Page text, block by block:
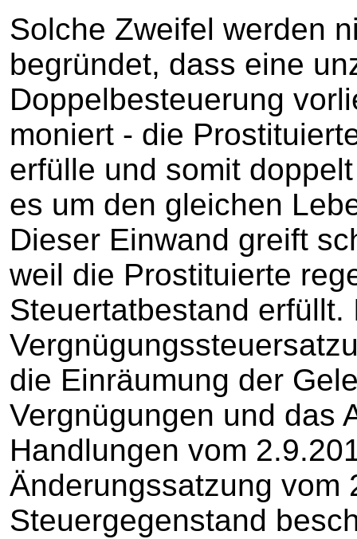
Solche Zweifel werden
begründet, dass eine
Doppelbesteuerung
moniert ‑ die
erfülle und somit
es um den gleichen
Dieser Einwand greift
weil die Prostituierte
Steuertatbestand erfüllt.
die Einräumung der
Vergnügungen und das
Handlungen vom
Änderungssatzung vom
Steuergegenstand